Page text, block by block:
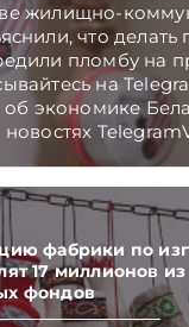
жилищно-
что
пломбу на
на
об экономике
фабрики по
17 миллионов из
фондов